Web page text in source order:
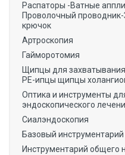
Распаторы -Ватные
Проволочный
крючок
Артроскопия
Гайморотомия
Щипцы для
РЕ-ипцы щипцы
Оптика и инструменты
эндоскопического
Сиалэндоскопия
Базовый инструментарий
Инструментарий общего